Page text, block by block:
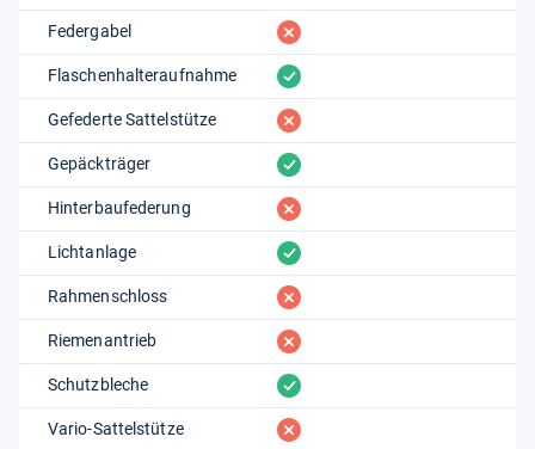
Federgabel fehlt
Flaschenhalteraufnahme vorhanden
Gefederte Sattelstütze fehlt
Gepäckträger vorhanden
Hinterbaufederung fehlt
Lichtanlage vorhanden
Rahmenschloss fehlt
Riemenantrieb fehlt
Schutzbleche vorhanden
Vario-Sattelstütze fehlt